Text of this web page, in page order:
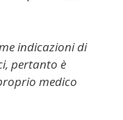
indicazioni di
pertanto è
medico